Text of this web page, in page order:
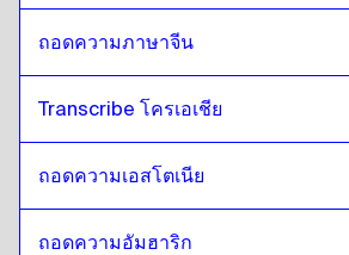
ถอดความภาษาจีน
Transcribe โครเอเชีย
ถอดความเอสโตเนีย
ถอดความอัมฮาริก